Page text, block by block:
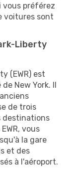
vous préférez
voitures sont
Liberty
(EWR) est
New York. Il
de trois
destinations
vous
la gare
et des
à l'aéroport.